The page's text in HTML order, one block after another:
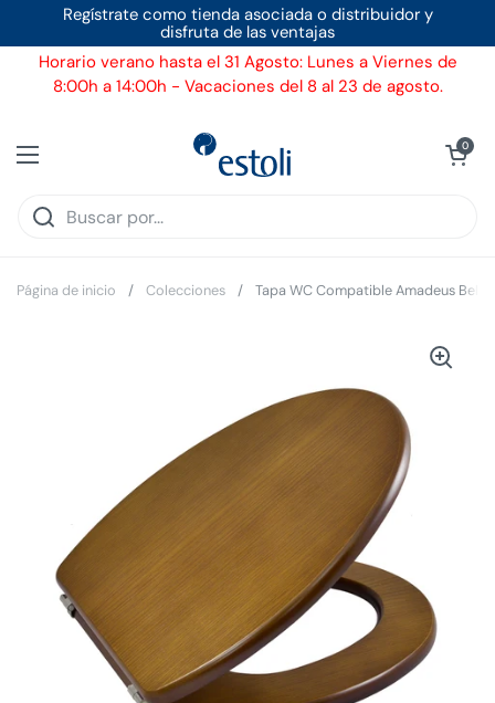
Ir al contenidoRegístrate como tienda asociada o distribuidor y
disfruta de las ventajas
Horario verano hasta el 31 Agosto: Lunes a Viernes de
8:00h a 14:00h - Vacaciones del 8 al 23 de agosto.
Abrir menú
Ver carrito
0
Página de inicio / Colecciones / Tapa WC Compatible Amadeus